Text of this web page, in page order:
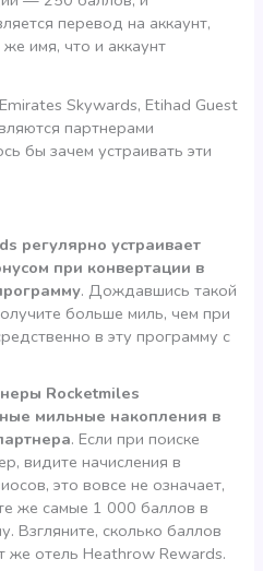
перевод на аккаунт,
имя, что и аккаунт
Skywards, Etihad Guest
партнерами
бы зачем устраивать эти
регулярно устраивает
при конвертации в
. Дождавшись такой
больше миль, чем при
в эту программу с
Rocketmiles
мильные накопления в
. Если при поиске
видите начисления в
это вовсе не означает,
же самые 1 000 баллов в
Взгляните, сколько баллов
же отель Heathrow Rewards.